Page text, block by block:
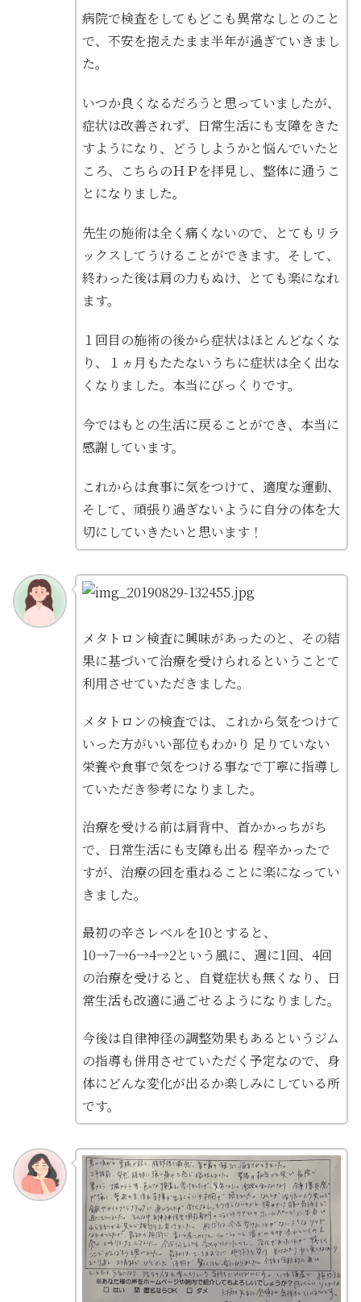
病院で検査をしてもどこも異常なしとのこと
で、不安を抱えたまま半年が過ぎていきまし
た。
いつか良くなるだろうと思っていましたが、
症状は改善されず、日常生活にも支障をきた
すようになり、どうしようかと悩んでいたと
ころ、こちらのＨＰを拝見し、整体に通うこ
とになりました。
先生の施術は全く痛くないので、とてもリラ
ックスしてうけることができます。そして、
終わった後は肩の力もぬけ、とても楽になれ
ます。
１回目の施術の後から症状はほとんどなくな
り、１ヵ月もたたないうちに症状は全く出な
くなりました。本当にびっくりです。
今ではもとの生活に戻ることができ、本当に
感謝しています。
これからは食事に気をつけて、適度な運動、
そして、頑張り過ぎないように自分の体を大
切にしていきたいと思います！
メタトロン検査に興味があったのと、その結
果に基づいて治療を受けられるということて
利用させていただきました。
メタトロンの検査では、これから気をつけて
いった方がいい部位もわかり 足りていない
栄養や食事で気をつける事なで丁寧に指導し
ていただき参考になりました。
治療を受ける前は肩背中、首かかっちがち
で、日常生活にも支障も出る 程辛かったで
すが、治療の回を重ねることに楽になってい
きました。
最初の辛さレベルを10とすると、
10→7→6→4→2という風に、週に1回、4回
の治療を受けると、自覚症状も無くなり、日
常生活も改適に過ごせるようになりました。
今後は自律神径の調整効果もあるというジム
の指導も併用させていただく予定なので、身
体にどんな変化が出るか楽しみにしている所
です。